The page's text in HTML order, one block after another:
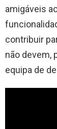
amigáveis
contribuir
não devem,
equipa de